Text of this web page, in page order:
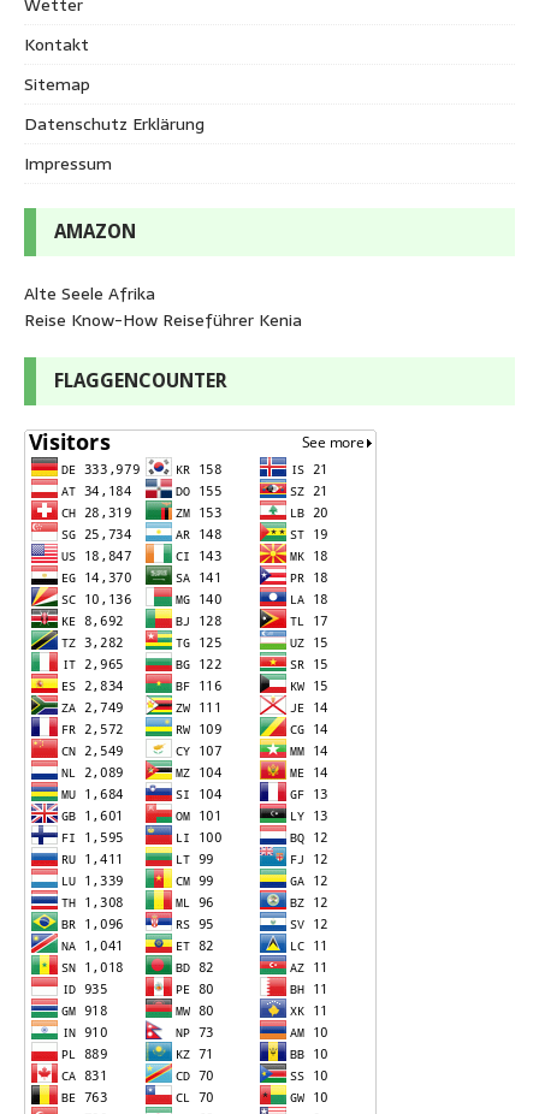
Kontakt
Sitemap
Datenschutz Erklärung
Impressum
AMAZON
Alte Seele Afrika
Reise Know-How Reiseführer Kenia
FLAGGENCOUNTER